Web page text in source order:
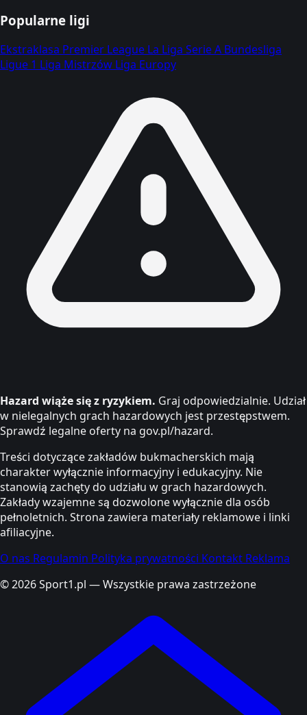
Popularne ligi
Ekstraklasa Premier League La Liga Serie A Bundesliga
Ligue 1 Liga Mistrzów Liga Europy
Hazard wiąże się z ryzykiem. Graj odpowiedzialnie. Udział
w nielegalnych grach hazardowych jest przestępstwem.
Sprawdź legalne oferty na gov.pl/hazard.
Treści dotyczące zakładów bukmacherskich mają
charakter wyłącznie informacyjny i edukacyjny. Nie
stanowią zachęty do udziału w grach hazardowych.
Zakłady wzajemne są dozwolone wyłącznie dla osób
pełnoletnich. Strona zawiera materiały reklamowe i linki
afiliacyjne.
O nas Regulamin Polityka prywatności Kontakt Reklama
© 2026 Sport1.pl — Wszystkie prawa zastrzeżone